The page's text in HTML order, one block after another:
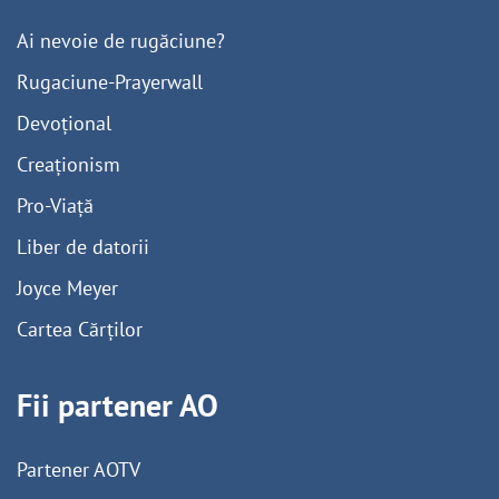
Ai nevoie de rugăciune?
Rugaciune-Prayerwall
Devoțional
Creaționism
Pro-Viață
Liber de datorii
Joyce Meyer
Cartea Cărților
Fii partener AO
Partener AOTV